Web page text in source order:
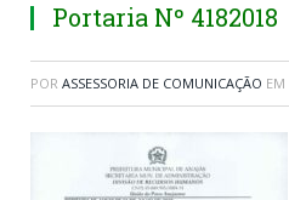
Portaria Nº 4182018
POR ASSESSORIA DE COMUNICAÇÃO EM